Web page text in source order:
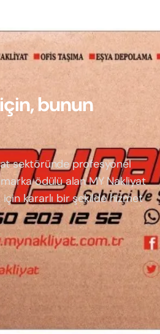
için,bunun
sektöründe profesyonel
ödülü alanMY Nakliyat
kararlı bir şekilde hizmet